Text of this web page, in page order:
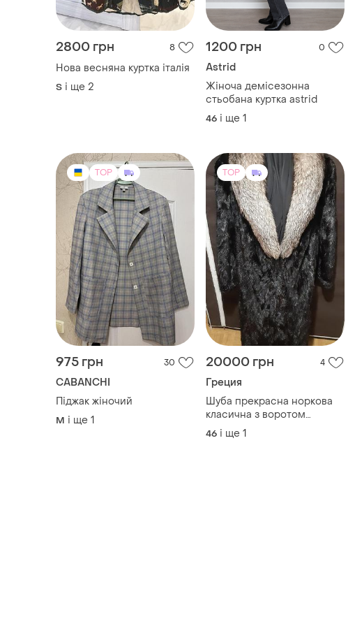
2800 грн 8
Нова весняна куртка італія
S і ще 2
1200 грн 0
Astrid
Жіноча демісезонна
стьобана куртка astrid
46 і ще 1
TOP
975 грн 30
CABANCHI
Піджак жіночий
M і ще 1
TOP
20000 грн 4
Греция
Шуба прекрасна норкова
класична з воротом
голубою чорнобуркою
46 і ще 1